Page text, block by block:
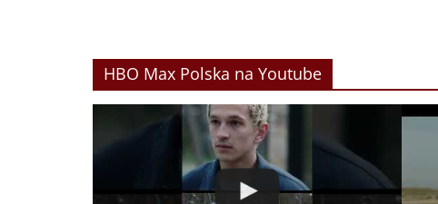
HBO Max Polska na Youtube